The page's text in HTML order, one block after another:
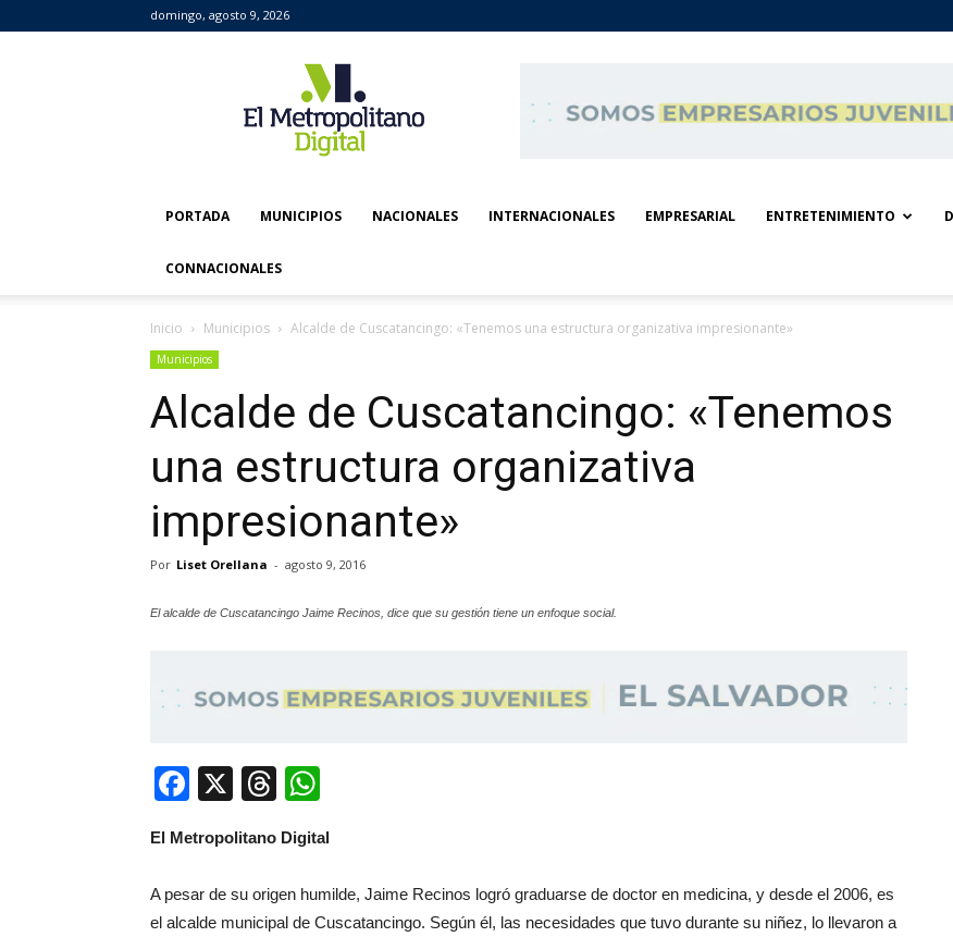
domingo, agosto 9, 2026
Metropolitano
Digital
PORTADA MUNICIPIOS NACIONALES INTERNACIONALES EMPRESARIAL ENTRETENIMIENTO
CONNACIONALES
Inicio Municipios Alcalde de Cuscatancingo: «Tenemos una estructura organizativa impresionante»
Municipios
Alcalde de Cuscatancingo: «Tenemos
una estructura organizativa
impresionante»
Por Liset Orellana - agosto 9, 2016
El alcalde de Cuscatancingo Jaime Recinos, dice que su gestión tiene un enfoque social.
Facebook
X Threads
El Metropolitano Digital
A pesar de su origen humilde, Jaime Recinos logró graduarse de doctor en medicina, y desde el 2006, es
el alcalde municipal de Cuscatancingo. Según él, las necesidades que tuvo durante su niñez, lo llevaron a